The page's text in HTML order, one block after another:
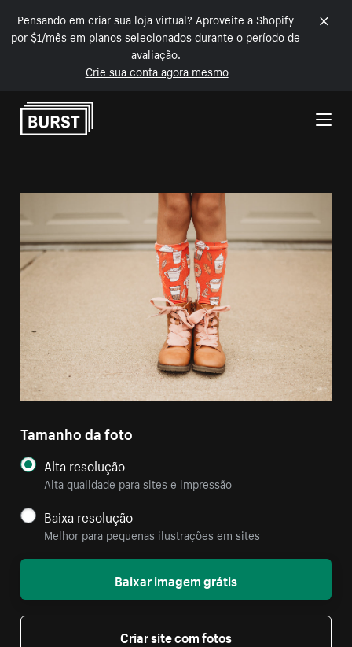
Pensando em criar sua loja virtual? Aproveite a Shopify
por $1/mês em planos selecionados durante o período de
avaliação.
Crie sua conta agora mesmo
Pular para o conteúdo
Tamanho da foto
Alta resolução
Alta qualidade para sites e impressão
Baixa resolução
Melhor para pequenas ilustrações em sites
Baixar imagem grátis
Criar site com fotos